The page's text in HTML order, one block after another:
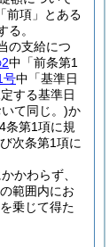
前項」とある
。
の支給につ
中「前条第1
号中「基準日
する基準日
て同じ。)か
条第1項に規
次条第1項に
かわらず、
範囲内にお
乗じて得た